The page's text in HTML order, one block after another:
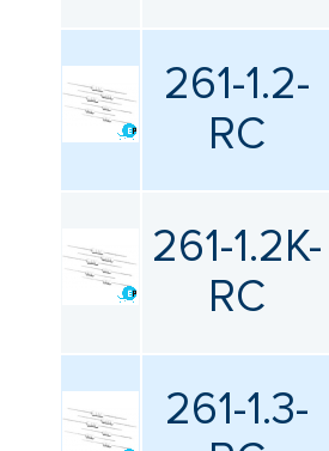
261-1.2-
RC
261-1.2K-
RC
261-1.3-